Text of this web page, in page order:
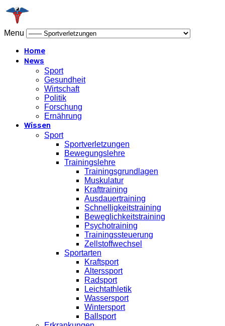
Menu
Home
News
Sport
Gesundheit
Wirtschaft
Politik
Forschung
Ernährung
Wissen
Sport
Sportverletzungen
Bewegungslehre
Trainingslehre
Trainingsgrundlagen
Muskulatur
Krafttraining
Ausdauertraining
Schnelligkeitstraining
Beweglichkeitstraining
Psychotraining
Trainingssteuerung
Zellstoffwechsel
Sportarten
Kraftsport
Alterssport
Radsport
Leichtathletik
Wassersport
Wintersport
Ballsport